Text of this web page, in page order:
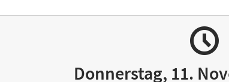
Donnerstag, 11.